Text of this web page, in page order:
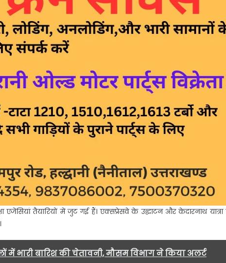
एजेंसियां तैयारियों में जुट गई हैं। एक्सप्रेसवे के उद्घाटन और केदारनाथ
में भारी बारिश की चेतावनी, मौसम विभाग ने किया अलर्ट